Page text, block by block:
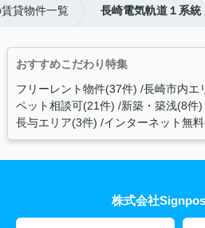
貸物件一覧 長崎電気軌道１系
おすすめこだわり特集
フリーレント物件(37件) 長崎市内エ
ペット相談可(21件) 新築・築浅(8件)
長与エリア(3件) インターネット無
株式会社